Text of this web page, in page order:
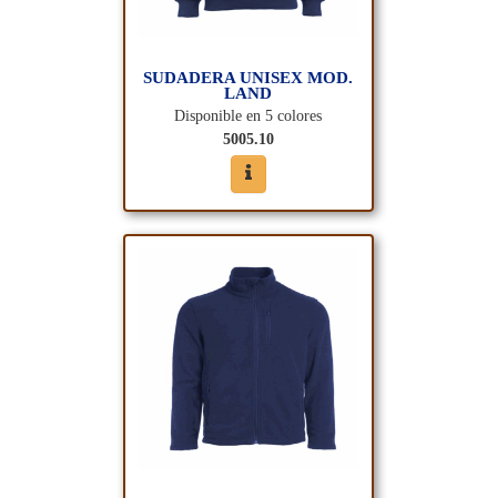
SUDADERA UNISEX MOD.
LAND
Disponible en 5 colores
5005.10